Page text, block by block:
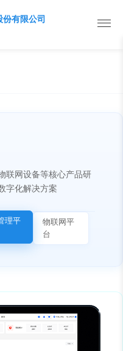
有限公司
联网设备等核心产品研
字化解决方案
理平
物联网平
台